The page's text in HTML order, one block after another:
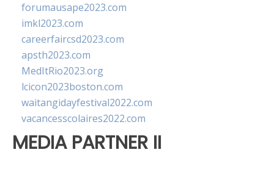
forumausape2023.com
imkl2023.com
careerfaircsd2023.com
apsth2023.com
MedItRio2023.org
lcicon2023boston.com
waitangidayfestival2022.com
vacancesscolaires2022.com
MEDIA PARTNER II